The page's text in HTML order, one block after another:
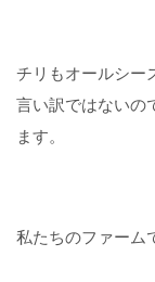
チリもオールシー
言い訳ではないの
ます。
私たちのファーム